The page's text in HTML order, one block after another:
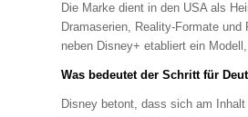
Die Marke dient in den USA als
Dramaserien, Reality-Formate
neben Disney+ etabliert ein
Was bedeutet der Schritt für
Disney betont, dass sich am